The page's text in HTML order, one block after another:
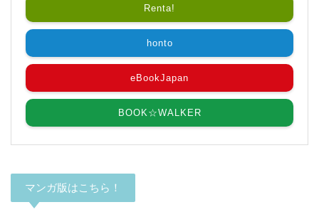
Renta!
honto
eBookJapan
BOOK☆WALKER
マンガ版はこちら！